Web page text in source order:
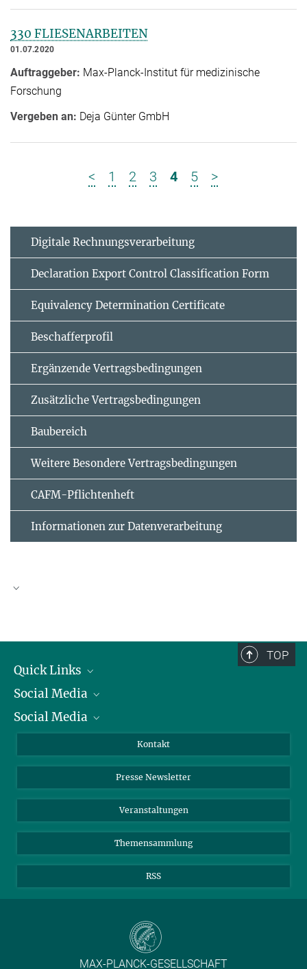
330 FLIESENARBEITEN
01.07.2020
Auftraggeber: Max-Planck-Institut für medizinische
Forschung
Vergeben an: Deja Günter GmbH
< 1 2 3 4 5 >
Digitale Rechnungsverarbeitung
Declaration Export Control Classification Form
Equivalency Determination Certificate
Beschafferprofil
Ergänzende Vertrags­bedingungen
Zusätzliche Vertrags­bedingungen
Baubereich
Weitere Besondere Vertragsbedingungen
CAFM-Pflichtenheft
Informationen zur Datenverarbeitung
124)
EVB-IT und BVB
TOP
Quick Links
Präsident
Zahlen und Fakten
Social Media
Bluesky
TikTok
Social Media
Instagram
YouTube
Kontakt
Presse Newsletter
Veranstaltungen
Themensammlung
RSS
MAX-PLANCK-GESELLSCHAFT